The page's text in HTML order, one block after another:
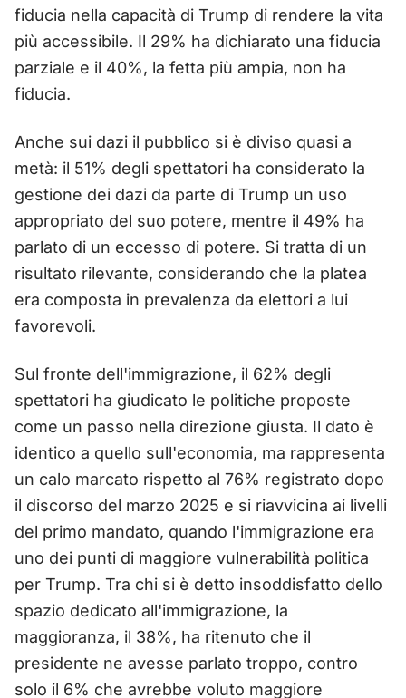
fiducia nella capacità di Trump di rendere la vita
più accessibile. Il 29% ha dichiarato una fiducia
parziale e il 40%, la fetta più ampia, non ha
fiducia.
Anche sui dazi il pubblico si è diviso quasi a
metà: il 51% degli spettatori ha considerato la
gestione dei dazi da parte di Trump un uso
appropriato del suo potere, mentre il 49% ha
parlato di un eccesso di potere. Si tratta di un
risultato rilevante, considerando che la platea
era composta in prevalenza da elettori a lui
favorevoli.
Sul fronte dell'immigrazione, il 62% degli
spettatori ha giudicato le politiche proposte
come un passo nella direzione giusta. Il dato è
identico a quello sull'economia, ma rappresenta
un calo marcato rispetto al 76% registrato dopo
il discorso del marzo 2025 e si riavvicina ai livelli
del primo mandato, quando l'immigrazione era
uno dei punti di maggiore vulnerabilità politica
per Trump. Tra chi si è detto insoddisfatto dello
spazio dedicato all'immigrazione, la
maggioranza, il 38%, ha ritenuto che il
presidente ne avesse parlato troppo, contro
solo il 6% che avrebbe voluto maggiore